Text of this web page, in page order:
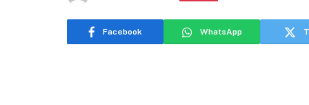
Facebook WhatsApp